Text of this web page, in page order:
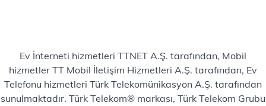
Ev İnterneti hizmetleri TTNET A.Ş. tarafından, Mobil
hizmetler TT Mobil İletişim Hizmetleri A.Ş. tarafından, Ev
Telefonu hizmetleri Türk Telekomünikasyon A.Ş. tarafından
sunulmaktadır. Türk Telekom® markası, Türk Telekom Grubu